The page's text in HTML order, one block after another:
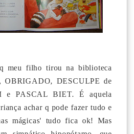
meu filho tirou na biblioteca
OBRIGADO, DESCULPE de
e PASCAL BIET. É aquela
achar q pode fazer tudo e
mágicas' tudo fica ok! Mas